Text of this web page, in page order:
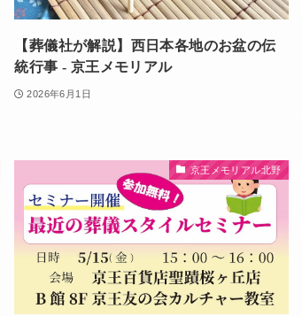
【葬儀社が解説】西日本各地のお盆の伝
統行事 - 京王メモリアル
2026年6月1日
京王メモリアル北野